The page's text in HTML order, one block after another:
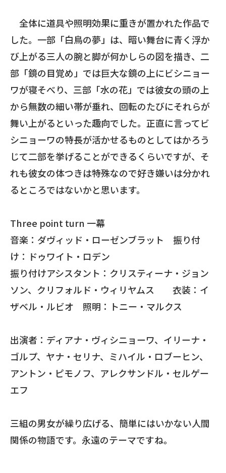
全体に道具や照明効果に重きが置かれた作品で
した。一部「白鳥の夢」は、暗い舞台に青く浮か
び上がる三人の腕と脚が何かしらの図を描き、二
部「鏡の目覚め」では巨大な鏡の上にビシニョー
ワが寝そべり、三部「水の花」では彼女の頭の上
から無数の細い帯が垂れ、回転のたびにそれらが
舞い上がるといった趣向でした。正直に言ってビ
シニョーワの特長が活かせるものとしてはかろう
じて二部を挙げることができるくらいですが、そ
れも彼女の体つきは特殊なので好き嫌いは分かれ
るところではないかと思います。
Three point turn 一幕
音楽：ダヴィッド・ローゼンブラット 振り付
け：ドゥワイト・ロデン
振り付けアシスタント：クリスティーナ・ジョン
ソン、クリフォルド・ウィリヤムス 衣装：イ
ザベル・ルビオ 照明：トニー・マルクス
出演者：ディアナ・ヴィシニョーワ、イリーナ・
ゴルプ、ヤナ・セリナ、ミハイル・ロブーヒン、
アントン・ピモノフ、アレクサンドル・セルゲー
エフ
三組の男女が繰り広げる、簡単にはいかない人間
関係の物語です。永遠のテーマですね。